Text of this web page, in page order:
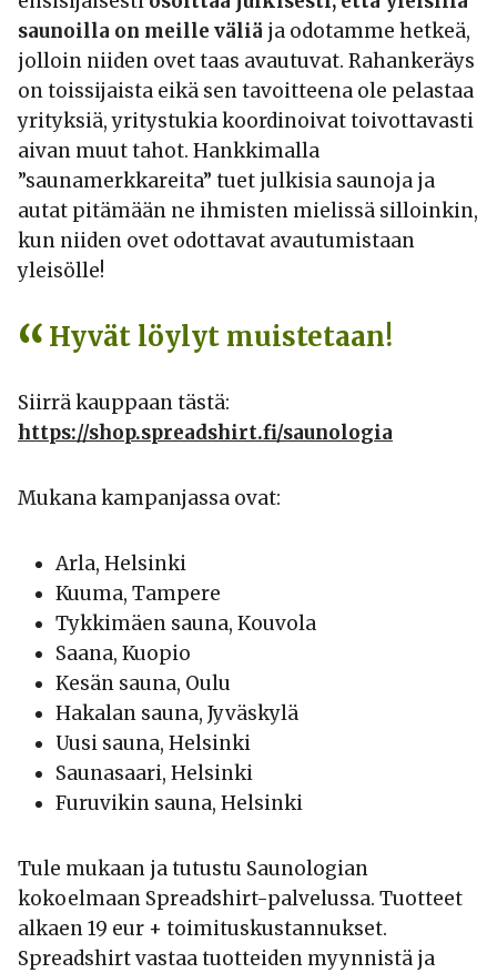
saunoilla on meille väliä ja odotamme hetkeä,
jolloin niiden ovet taas avautuvat. Rahankeräys
on toissijaista eikä sen tavoitteena ole pelastaa
yrityksiä, yritystukia koordinoivat toivottavasti
aivan muut tahot. Hankkimalla
”saunamerkkareita” tuet julkisia saunoja ja
autat pitämään ne ihmisten mielissä silloinkin,
kun niiden ovet odottavat avautumistaan
yleisölle!
Hyvät löylyt muistetaan!
Siirrä kauppaan tästä:
https://shop.spreadshirt.fi/saunologia
Mukana kampanjassa ovat:
Arla, Helsinki
Kuuma, Tampere
Tykkimäen sauna, Kouvola
Saana, Kuopio
Kesän sauna, Oulu
Hakalan sauna, Jyväskylä
Uusi sauna, Helsinki
Saunasaari, Helsinki
Furuvikin sauna, Helsinki
Tule mukaan ja tutustu Saunologian
kokoelmaan Spreadshirt-palvelussa. Tuotteet
alkaen 19 eur + toimituskustannukset.
Spreadshirt vastaa tuotteiden myynnistä ja